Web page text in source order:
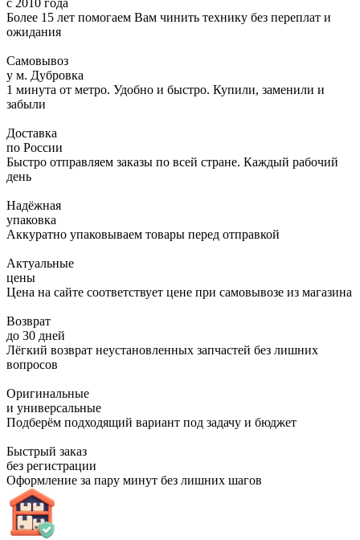
Более 15 лет помогаем Вам чинить технику без переплат и
ожидания
Самовывоз
у м. Дубровка
1 минута от метро. Удобно и быстро. Купили, заменили и
забыли
Доставка
по России
Быстро отправляем заказы по всей стране. Каждый рабочий
день
Надёжная
упаковка
Аккуратно упаковываем товары перед отправкой
Актуальные
цены
Цена на сайте соответствует цене при самовывозе из магазина
Возврат
до 30 дней
Лёгкий возврат неустановленных запчастей без лишних
вопросов
Оригинальные
и универсальные
Подберём подходящий вариант под задачу и бюджет
Быстрый заказ
без регистрации
Оформление за пару минут без лишних шагов